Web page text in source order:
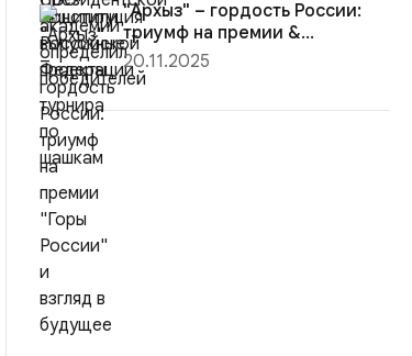
"Архыз" – гордость России:
триумф на премии &...
20.11.2025